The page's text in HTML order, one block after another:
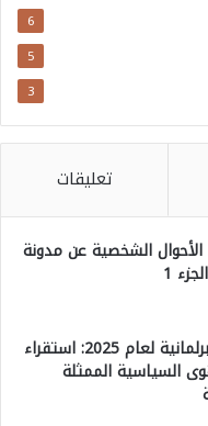
6
5
3
تعليقات
الشخصية عن مدونة
1
خارطة الانتخابات البرلمانية لعام 2025: استقراء
السياسية الممثلة